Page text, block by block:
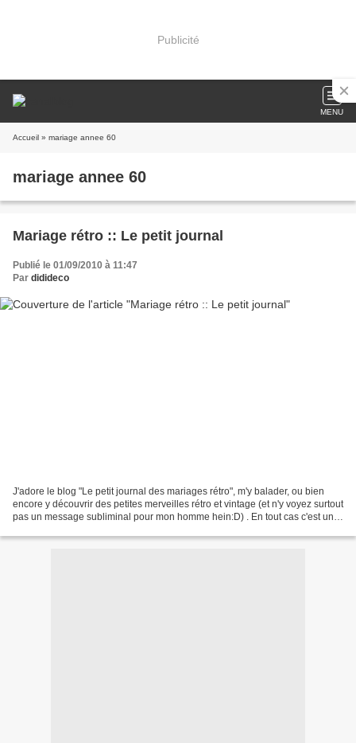
Publicité
MENU
Accueil » mariage annee 60
mariage annee 60
Mariage rétro :: Le petit journal
Publié le 01/09/2010 à 11:47
Par didideco
J'adore le blog "Le petit journal des mariages rétro", m'y balader, ou bien
encore y découvrir des petites merveilles rétro et vintage (et n'y voyez surtout
pas un message subliminal pour mon homme hein:D) . En tout cas c'est une